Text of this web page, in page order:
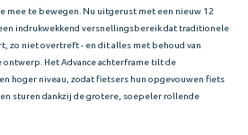
mee te bewegen. Nu uitgerust met een nieuw 12
indrukwekkend versnellingsbereik dat traditionele
zo niet overtreft - en dit alles met behoud van
Het Advance achterframe tilt de
hoger niveau, zodat fietsers hun opgevouwen fiets
sturen dankzij de grotere, soepeler rollende